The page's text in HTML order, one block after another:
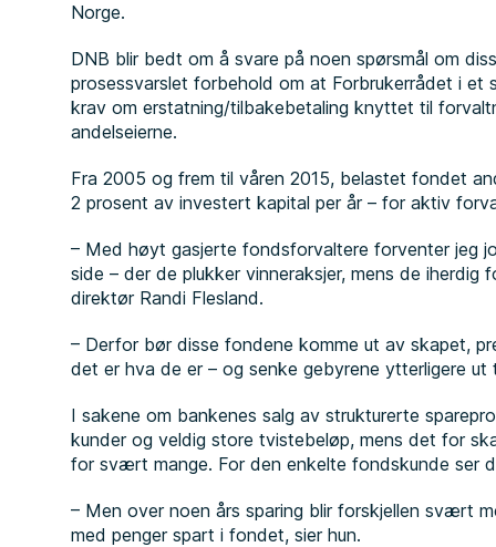
Norge.
DNB blir bedt om å svare på noen spørsmål om
prosessvarslet forbehold om at Forbrukerrådet i et
krav om erstatning/tilbakebetaling knyttet til
andelseierne.
Fra 2005 og frem til våren 2015, belastet fondet
2 prosent av investert kapital per år – for aktiv
– Med høyt gasjerte fondsforvaltere forventer jeg
side – der de plukker vinneraksjer, mens de iherdig
direktør Randi Flesland.
– Derfor bør disse fondene komme ut av skapet,
det er hva de er – og senke gebyrene ytterligere ut
I sakene om bankenes salg av strukturerte
kunder og veldig store tvistebeløp, mens det for
for svært mange. For den enkelte fondskunde ser
– Men over noen års sparing blir forskjellen svært
med penger spart i fondet, sier hun.